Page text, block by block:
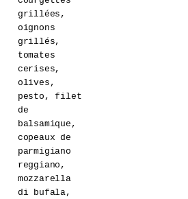
grillées,
oignons
grillés,
tomates
cerises,
olives,
pesto, filet
de
balsamique,
copeaux de
parmigiano
reggiano,
mozzarella
di bufala,